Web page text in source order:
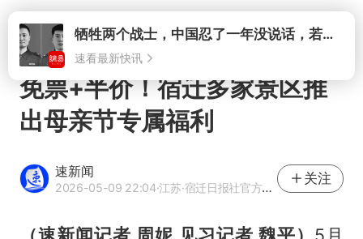
打开
免票+半价！宿迁多家景区推
出母亲节专属福利
速新闻
2026-05-09 22:04·江苏·宿迁日报社官方网易号
关注
（速新闻记者 周妮 见习记者 魏平） 5月